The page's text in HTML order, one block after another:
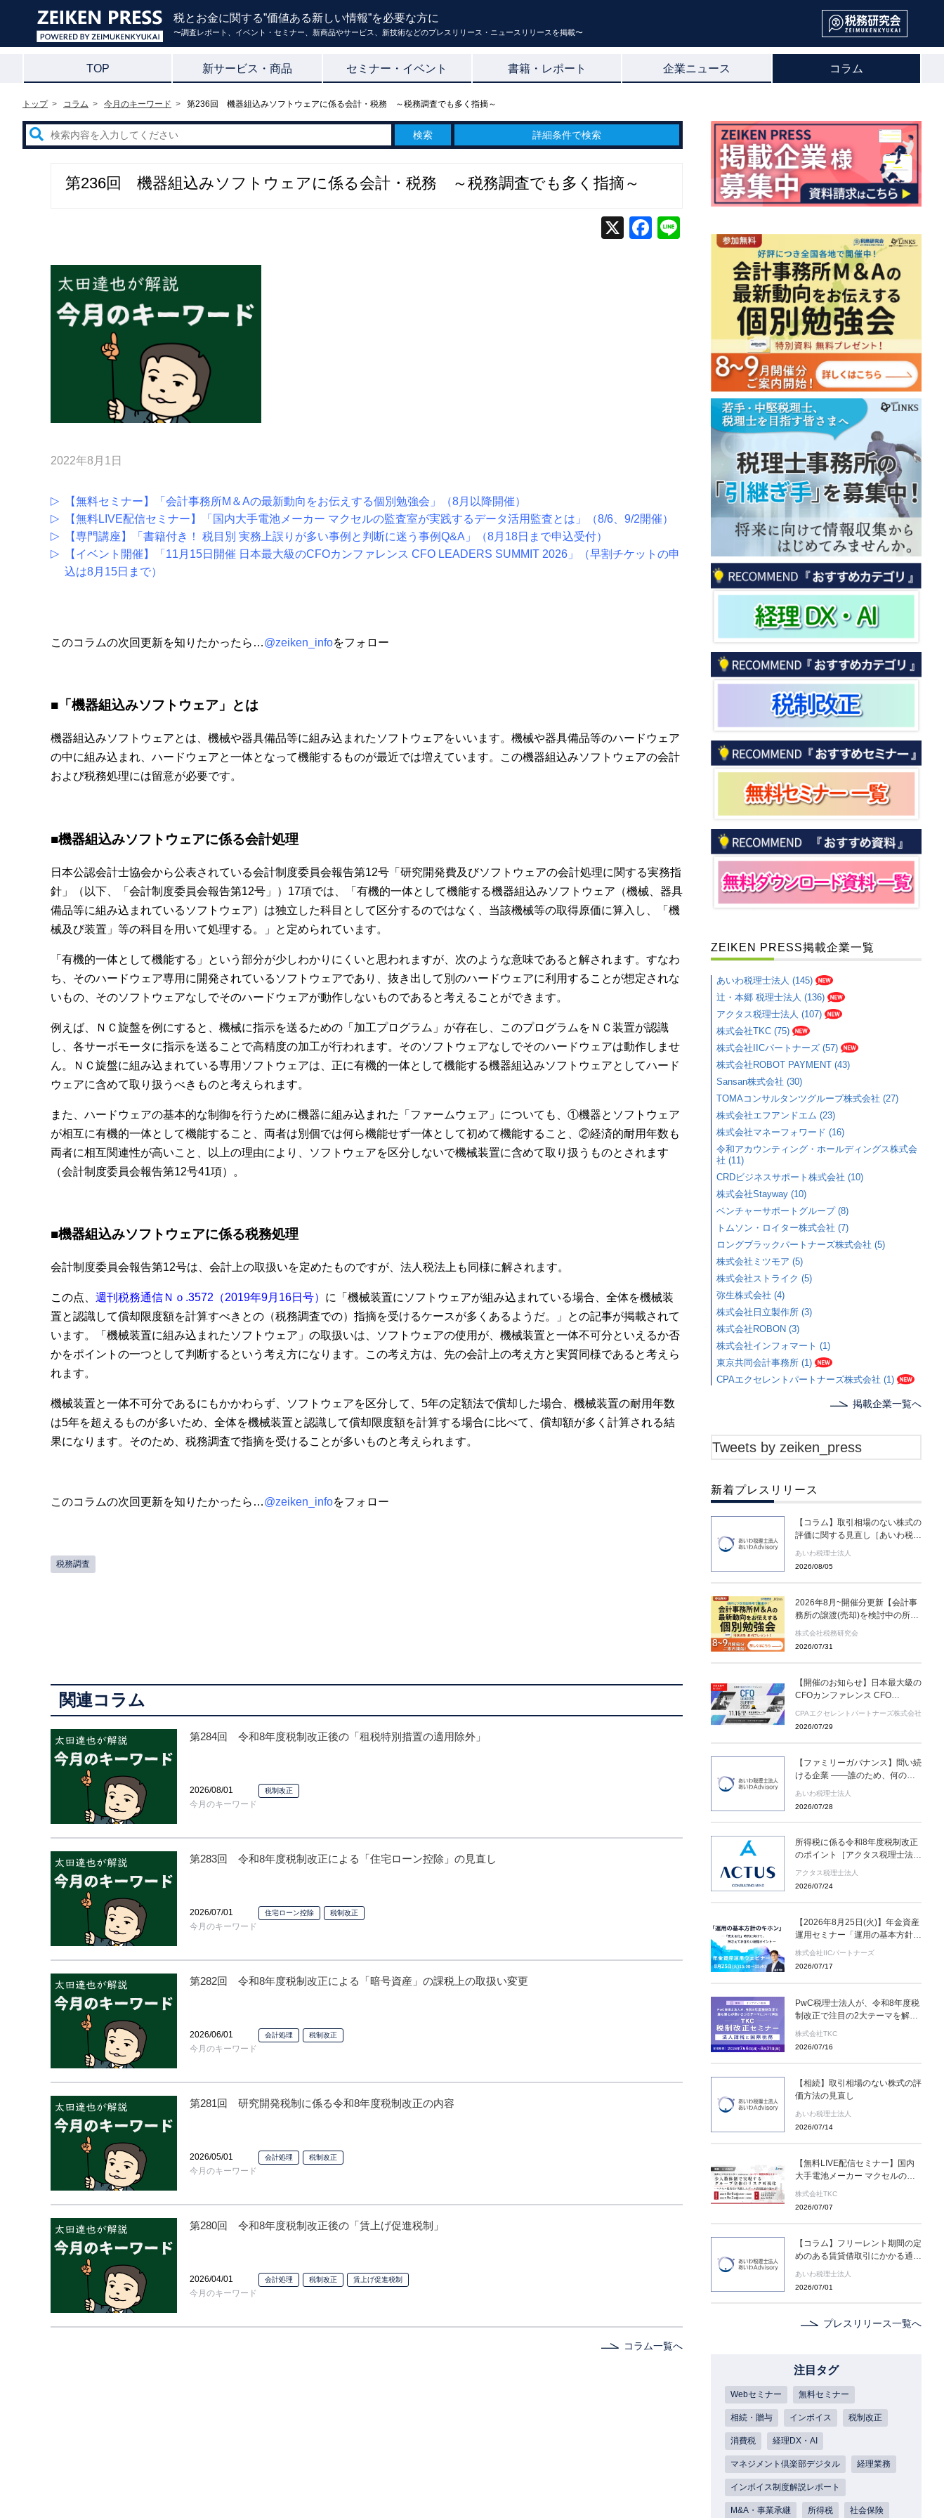
税とお金に関する”価値ある新しい情報”を必要な方に
〜調査レポート、イベント・セミナー、新商品やサービス、新技術などのプレスリリース・ニュースリリースを掲載〜
TOP 新サービス・商品 セミナー・イベント 書籍・レポート 企業ニュース コラム
トップ コラム 今月のキーワード 第236回 機器組込みソフトウェアに係る会計・税務 ～税務調査でも多く指摘～
詳細条件で検索
第236回 機器組込みソフトウェアに係る会計・税務 ～税務調査でも多く指摘～
2022年8月1日
【無料セミナー】「会計事務所M＆Aの最新動向をお伝えする個別勉強会」（8月以降開催）
【無料LIVE配信セミナー】「国内大手電池メーカー マクセルの監査室が実践するデータ活用監査とは」（8/6、9/2開催）
【専門講座】「書籍付き！ 税目別 実務上誤りが多い事例と判断に迷う事例Q&A」（8月18日まで申込受付）
【イベント開催】「11月15日開催 日本最大級のCFOカンファレンス CFO LEADERS SUMMIT 2026」（早割チケットの申
込は8月15日まで）
このコラムの次回更新を知りたかったら…@zeiken_infoをフォロー
■「機器組込みソフトウェア」とは
機器組込みソフトウェアとは、機械や器具備品等に組み込まれたソフトウェアをいいます。機械や器具備品等のハードウェア
の中に組み込まれ、ハードウェアと一体となって機能するものが最近では増えています。この機器組込みソフトウェアの会計
および税務処理には留意が必要です。
■機器組込みソフトウェアに係る会計処理
日本公認会計士協会から公表されている会計制度委員会報告第12号「研究開発費及びソフトウェアの会計処理に関する実務指
針」（以下、「会計制度委員会報告第12号」）17項では、「有機的一体として機能する機器組込みソフトウェア（機械、器具
備品等に組み込まれているソフトウェア）は独立した科目として区分するのではなく、当該機械等の取得原価に算入し、「機
械及び装置」等の科目を用いて処理する。」と定められています。
「有機的一体として機能する」という部分が少しわかりにくいと思われますが、次のような意味であると解されます。すなわ
ち、そのハードウェア専用に開発されているソフトウェアであり、抜き出して別のハードウェアに利用することが想定されな
いもの、そのソフトウェアなしでそのハードウェアが動作しないものであると考えることができます。
例えば、ＮＣ旋盤を例にすると、機械に指示を送るための「加工プログラム」が存在し、このプログラムをＮＣ装置が認識
し、各サーボモータに指示を送ることで高精度の加工が行われます。そのソフトウェアなしでそのハードウェアは動作しませ
ん。ＮＣ旋盤に組み込まれている専用ソフトウェアは、正に有機的一体として機能する機器組込みソフトウェアとしてハード
ウェアに含めて取り扱うべきものと考えられます。
また、ハードウェアの基本的な制御を行うために機器に組み込まれた「ファームウェア」についても、①機器とソフトウェア
が相互に有機的一体として機能すること、両者は別個では何ら機能せず一体として初めて機能すること、②経済的耐用年数も
両者に相互関連性が高いこと、以上の理由により、ソフトウェアを区分しないで機械装置に含めて取り扱うものとされます
（会計制度委員会報告第12号41項）。
■機器組込みソフトウェアに係る税務処理
会計制度委員会報告第12号は、会計上の取扱いを定めたものですが、法人税法上も同様に解されます。
この点、 週刊税務通信Ｎｏ.3572（2019年9月16日号） に「機械装置にソフトウェアが組み込まれている場合、全体を機械装
置と認識して償却限度額を計算すべきとの（税務調査での）指摘を受けるケースが多くあるようだ。」との記事が掲載されて
います。「機械装置に組み込まれたソフトウェア」の取扱いは、ソフトウェアの使用が、機械装置と一体不可分といえるか否
かをポイントの一つとして判断するという考え方になります。この考え方は、先の会計上の考え方と実質同様であると考えら
れます。
機械装置と一体不可分であるにもかかわらず、ソフトウェアを区分して、5年の定額法で償却した場合、機械装置の耐用年数
は5年を超えるものが多いため、全体を機械装置と認識して償却限度額を計算する場合に比べて、償却額が多く計算される結
果になります。そのため、税務調査で指摘を受けることが多いものと考えられます。
このコラムの次回更新を知りたかったら…@zeiken_infoをフォロー
税務調査
関連コラム
第284回 令和8年度税制改正後の「租税特別措置の適用除外」
2026/08/01 税制改正
今月のキーワード
第283回 令和8年度税制改正による「住宅ローン控除」の見直し
2026/07/01 住宅ローン控除 税制改正
今月のキーワード
第282回 令和8年度税制改正による「暗号資産」の課税上の取扱い変更
2026/06/01 会計処理 税制改正
今月のキーワード
第281回 研究開発税制に係る令和8年度税制改正の内容
2026/05/01 会計処理 税制改正
今月のキーワード
第280回 令和8年度税制改正後の「賃上げ促進税制」
2026/04/01 会計処理 税制改正 賃上げ促進税制
今月のキーワード
コラム一覧へ
ZEIKEN PRESS掲載企業一覧
あいわ税理士法人 (145)
辻・本郷 税理士法人 (136)
アクタス税理士法人 (107)
株式会社TKC (75)
株式会社IICパートナーズ (57)
株式会社ROBOT PAYMENT (43)
Sansan株式会社 (30)
TOMAコンサルタンツグループ株式会社 (27)
株式会社エフアンドエム (23)
株式会社マネーフォワード (16)
令和アカウンティング・ホールディングス株式会
社 (11)
CRDビジネスサポート株式会社 (10)
株式会社Stayway (10)
ベンチャーサポートグループ (8)
トムソン・ロイター株式会社 (7)
ロングブラックパートナーズ株式会社 (5)
株式会社ミツモア (5)
株式会社ストライク (5)
弥生株式会社 (4)
株式会社日立製作所 (3)
株式会社ROBON (3)
株式会社インフォマート (1)
東京共同会計事務所 (1)
CPAエクセレントパートナーズ株式会社 (1)
掲載企業一覧へ
Tweets by zeiken_press
新着プレスリリース
【コラム】取引相場のない株式の
評価に関する見直し［あいわ税理
士法人 コラム］
あいわ税理士法人
2026/08/05
2026年8月~開催分更新【会計事
務所の譲渡(売却)を検討中の所長
様へ】会計事務所M＆Aの最新動
で開催中！～
株式会社税務研究会
2026/07/31
【開催のお知らせ】日本最大級の
CFOカンファレンス CFO
LEADERS SUMMIT 2026 基調講
CPAエクセレントパートナーズ株式会社
2026/07/29
【ファミリーガバナンス】問い続
ける企業 ――誰のため、何のた
あいわ税理士法人
2026/07/28
所得税に係る令和8年度税制改正
のポイント［アクタス税理士法人
News Letter］
アクタス税理士法人
2026/07/24
【2026年8月25日(火)】年金資産
運用セミナー「運用の基本方針の
キホン」(参加無料)
株式会社IICパートナーズ
2026/07/17
PwC税理士法人が、令和8年度税
制改正で注目の2大テーマを解説
＜無料オンデマンド配信＞TKC税
株式会社TKC
2026/07/16
【相続】取引相場のない株式の評
価方法の見直し
あいわ税理士法人
2026/07/14
【無料LIVE配信セミナー】国内
大手電池メーカー マクセルの監
査室が実践するデータ活用監査と
株式会社TKC
2026/07/07
【コラム】フリーレント期間の定
めのある賃貸借取引にかかる通達
ム］
あいわ税理士法人
2026/07/01
プレスリリース一覧へ
注目タグ
Webセミナー 無料セミナー
相続・贈与 インボイス 税制改正
消費税 経理DX・AI
マネジメント倶楽部デジタル 経理業務
インボイス制度解説レポート
M&A・事業承継 所得税 社会保険